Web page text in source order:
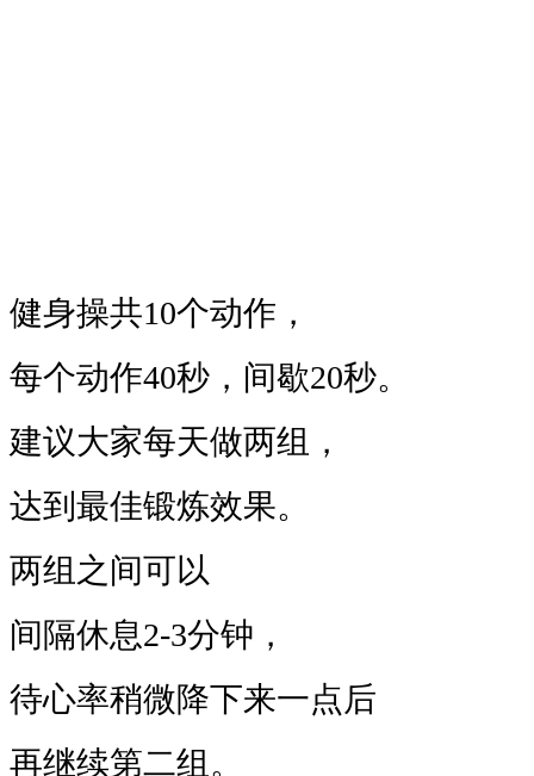
健身操共10个动作，
每个动作40秒，间歇20秒。
建议大家每天做两组，
达到最佳锻炼效果。
两组之间可以
间隔休息2-3分钟，
待心率稍微降下来一点后
再继续第二组。